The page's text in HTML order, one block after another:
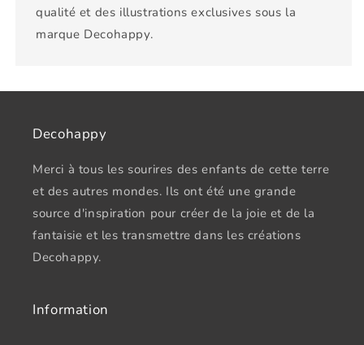
qualité et des illustrations exclusives sous la
marque Decohappy.
Decohappy
Merci à tous les sourires des enfants de cette terre
et des autres mondes. Ils ont été une grande
source d'inspiration pour créer de la joie et de la
fantaisie et les transmettre dans les créations
Decohappy.
Information